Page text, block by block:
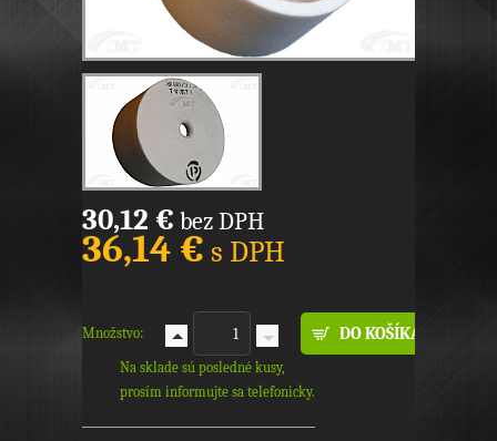
30,12 € bez DPH
36,14 € s DPH
Množstvo:
Na sklade sú posledné kusy,
prosím informujte sa telefonicky.